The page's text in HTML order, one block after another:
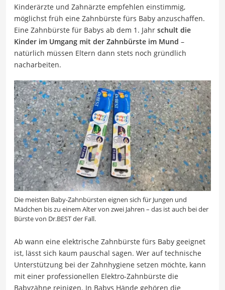
Kinderärzte und Zahnärzte empfehlen einstimmig,
möglichst früh eine Zahnbürste fürs Baby anzuschaffen.
Eine Zahnbürste für Babys ab dem 1. Jahr schult die
Kinder im Umgang mit der Zahnbürste im Mund –
natürlich müssen Eltern dann stets noch gründlich
nacharbeiten.
Die meisten Baby-Zahnbürsten eignen sich für Jungen und
Mädchen bis zu einem Alter von zwei Jahren – das ist auch bei der
Bürste von Dr.BEST der Fall.
Ab wann eine elektrische Zahnbürste fürs Baby geeignet
ist, lässt sich kaum pauschal sagen. Wer auf technische
Unterstützung bei der Zahnhygiene setzen möchte, kann
mit einer professionellen Elektro-Zahnbürste die
Babyzähne reinigen. In Babys Hände gehören die